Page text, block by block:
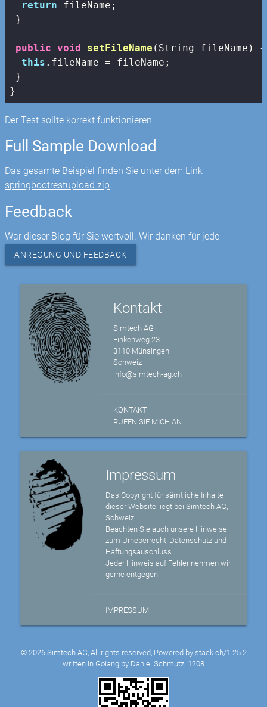
return fileName;
}
public void setFileName (String fileName)
{
this .fileName = fileName;
}
}
Der Test sollte korrekt funktionieren.
Full Sample Download
Das gesamte Beispiel finden Sie unter dem Link
springbootrestupload.zip.
Feedback
War dieser Blog für Sie wertvoll. Wir danken für jede
ANREGUNG UND FEEDBACK
Kontakt
Simtech AG
Finkenweg 23
3110 Münsingen
Schweiz
info@simtech-ag.ch
KONTAKT
RUFEN SIE MICH AN
Impressum
Das Copyright für sämtliche Inhalte
dieser Website liegt bei Simtech AG,
Schweiz.
Beachten Sie auch unsere Hinweise
zum Urheberrecht, Datenschutz und
Haftungsauschluss.
Jeder Hinweis auf Fehler nehmen wir
gerne entgegen.
IMPRESSUM
© 2026 Simtech AG, All rights reserved, Powered by stack.ch/1.25.2
written in Golang by Daniel Schmutz 1208